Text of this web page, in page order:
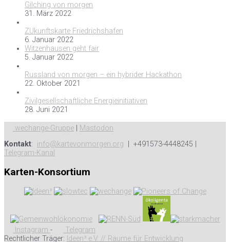
Gilching von morgen
31. März 2022
ZUkunftskarte Friedrichshafen
6. Januar 2022
Witzenhausen geht fair
5. Januar 2022
Russland von morgen – ein hybrider Hackathon
22. Oktober 2021
Zivilgesellschaftliche Energieinitiativen
28. Juni 2021
wechange-Gruppe
Mastodon
Kontakt: info@kartevonmorgen.org | +491573-4448245 |
Telegram-Kanal
Karten-Konsortium
Instagram -
Telegram
Rechtlicher Träger: Ideen³ e.V. // Räume für Entwicklung